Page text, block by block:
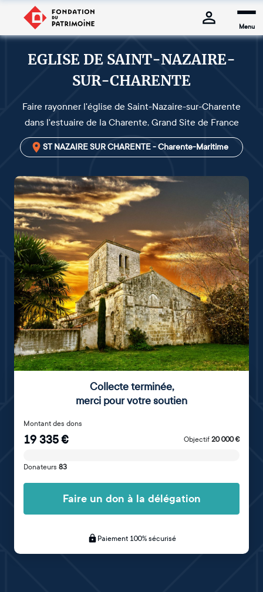
Menu
EGLISE DE SAINT-NAZAIRE-
SUR-CHARENTE
Faire rayonner l'église de Saint-Nazaire-sur-Charente
dans l'estuaire de la Charente, Grand Site de France
ST NAZAIRE SUR CHARENTE - Charente-Maritime
Collecte terminée,
merci pour votre soutien
Montant des dons
19 335€ Objectif 20 000€
Donateurs 83
Faire un don à la délégation
Paiement 100% sécurisé